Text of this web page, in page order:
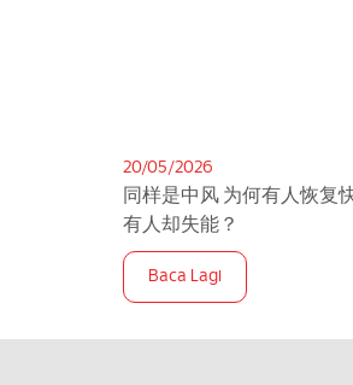
20/05/2026
同样是中风 为何有人恢复
有人却失能？
Baca Lagi